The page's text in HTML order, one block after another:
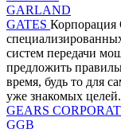
GARLAND
GATES Корпорация
систем передачи
предложить
время, будь то для
уже знакомых
GEARS
GGB